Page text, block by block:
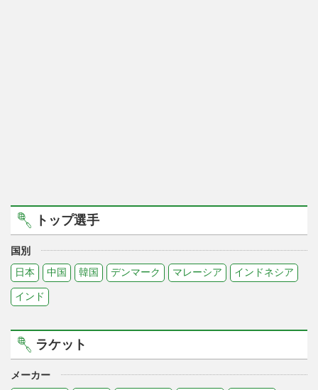
トップ選手
国別
日本
中国 韓国 デンマーク マレーシア インドネシア
インド
ラケット
メーカー